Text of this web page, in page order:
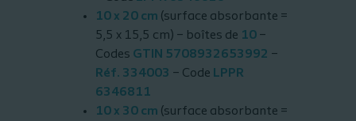
10 x 20 cm (surface absorbante =
5,5 x 15,5 cm) – boîtes de 10 –
Codes GTIN 5708932653992 –
Réf. 334003 – Code LPPR
6346811
10 x 30 cm (surface absorbante =